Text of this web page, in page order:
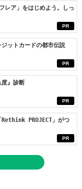
PR
レア」をはじめよう。しっ
PR
ットカードの都市伝説
PR
度』診断
PR
Rethink PROJECT」がつ